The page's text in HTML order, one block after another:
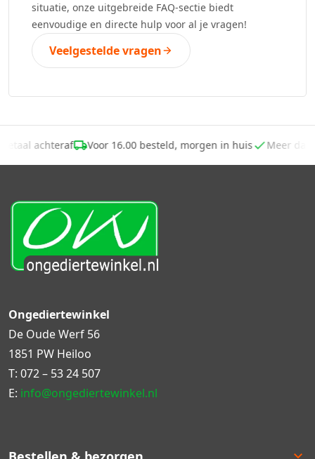
situatie, onze uitgebreide FAQ-sectie biedt
eenvoudige en directe hulp voor al je vragen!
Veelgestelde vragen
Betaal achteraf Voor 16.00 besteld, morgen in huis Meer
Ongediertewinkel
De Oude Werf 56
1851 PW Heiloo
T: 072 – 53 24 507
E: info@ongediertewinkel.nl